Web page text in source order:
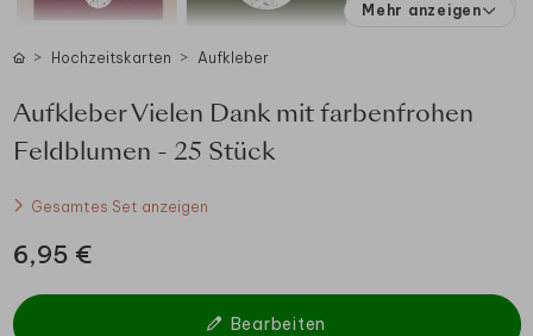
Mehr anzeigen
Hochzeitskarten Aufkleber
Aufkleber Vielen Dank mit farbenfrohen
Feldblumen - 25 Stück
Gesamtes Set anzeigen
6,95 €
Bearbeiten